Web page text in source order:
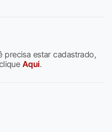
precisa estar cadastrado,
Aqui.